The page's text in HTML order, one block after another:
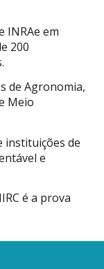
INRAe em
200
de Agronomia,
Meio
instituições de
e
é a prova